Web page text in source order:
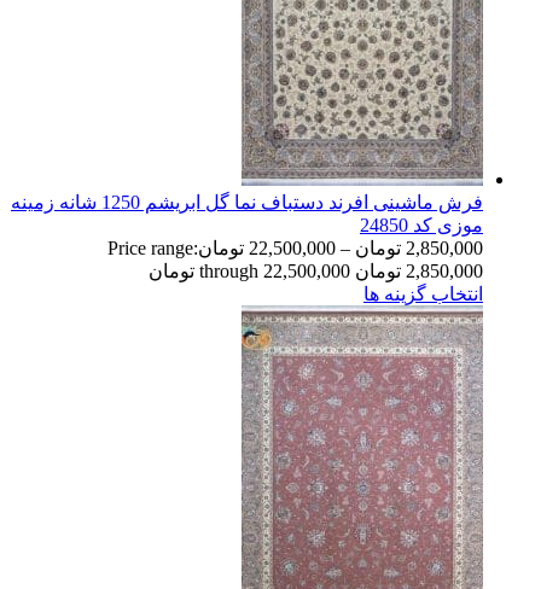
فرش ماشینی افرند دستباف نما گل ابریشم 1250 شانه زمینه
موزی کد 24850
2,850,000 تومان –
22,500,000 تومانPrice range:
2,850,000 تومان through 22,500,000 تومان
انتخاب گزینه ها